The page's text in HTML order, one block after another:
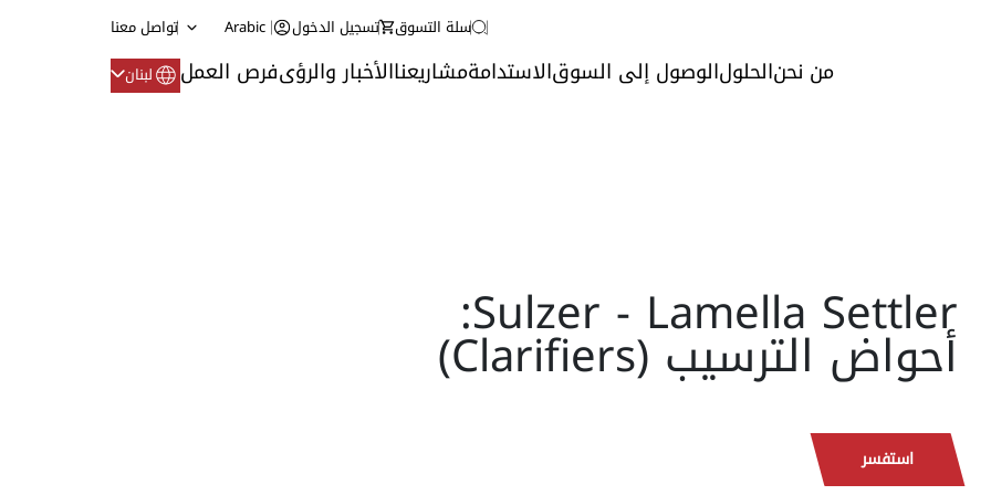
سلة التسوق تسجيل الدخول Arabic تواصل معنا
من نحنالحلولالوصول إلى السوقالاستدامةمشاريعناالأخبار والرؤىفرص العمل لبنان
Sulzer - Lamella Settler:
أحواض الترسيب (Clarifiers)
استفسر